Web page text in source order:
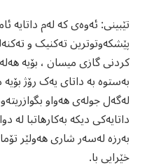
تێبینی: ئەوەی کە لەم داتایە
پێشکەوتوترین تەکنیک و
کردنی گازی میسان ، بۆیە
بەستوە بە داتای یەک رۆژ
لەگەل جولەی هەواو
داتایەکی دیکە بەکارهاتبا لە
بەرزە لەسەر شاری هەولێر
خێرایی با.